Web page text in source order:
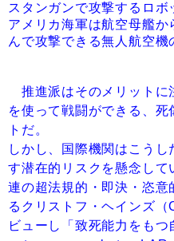
スタンガンで攻撃するロボ
アメリカ海軍は航空母艦
んで攻撃できる無人航空機
推進派はそのメリットに
を使って戦闘ができる、
トだ。
しかし、国際機関はこう
す潜在的リスクを懸念して
連の超法規的・即決・恣
るクリストフ・ヘインズ
ビューし「致死能力をも